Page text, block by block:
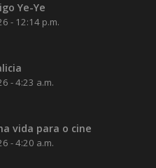
Ye-Ye
- 12:14 p.m.
- 4:23 a.m.
vida para o cine
- 4:20 a.m.